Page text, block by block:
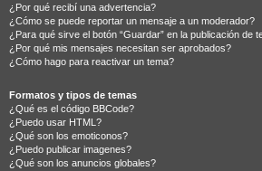
¿Por qué recibí una advertencia?
¿Cómo se puede reportar un mensaje a un moderador?
¿Para qué sirve el botón “Guardar” en la publicación de
¿Por qué mis mensajes necesitan ser aprobados?
¿Cómo hago para reactivar un tema?
Formatos y tipos de temas
¿Qué es el código BBCode?
¿Puedo usar HTML?
¿Qué son los emoticonos?
¿Puedo publicar imagenes?
¿Qué son los anuncios globales?